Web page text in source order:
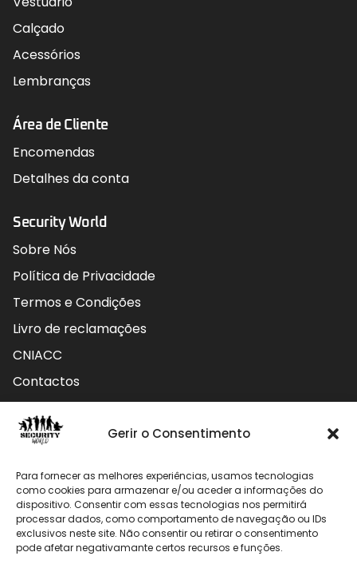
Gerir o Consentimento
Para fornecer as melhores experiências, usamos tecnologias
como cookies para armazenar e/ou aceder a informações do
dispositivo. Consentir com essas tecnologias nos permitirá
processar dados, como comportamento de navegação ou IDs
exclusivos neste site. Não consentir ou retirar o consentimento
pode afetar negativamante certos recursos e funções.
Calçado
Acessórios
Lembranças
Área de Cliente
Encomendas
Detalhes da conta
Security World
Sobre Nós
Política de Privacidade
Termos e Condições
Livro de reclamações
CNIACC
Contactos
Contactos
912 009 740 (Chamada para rede móvel nacional)
geral@securityworld.pt